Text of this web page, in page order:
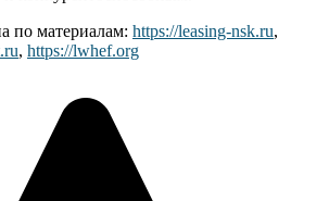
по материалам: https://leasing-nsk.ru,
, https://lwhef.org